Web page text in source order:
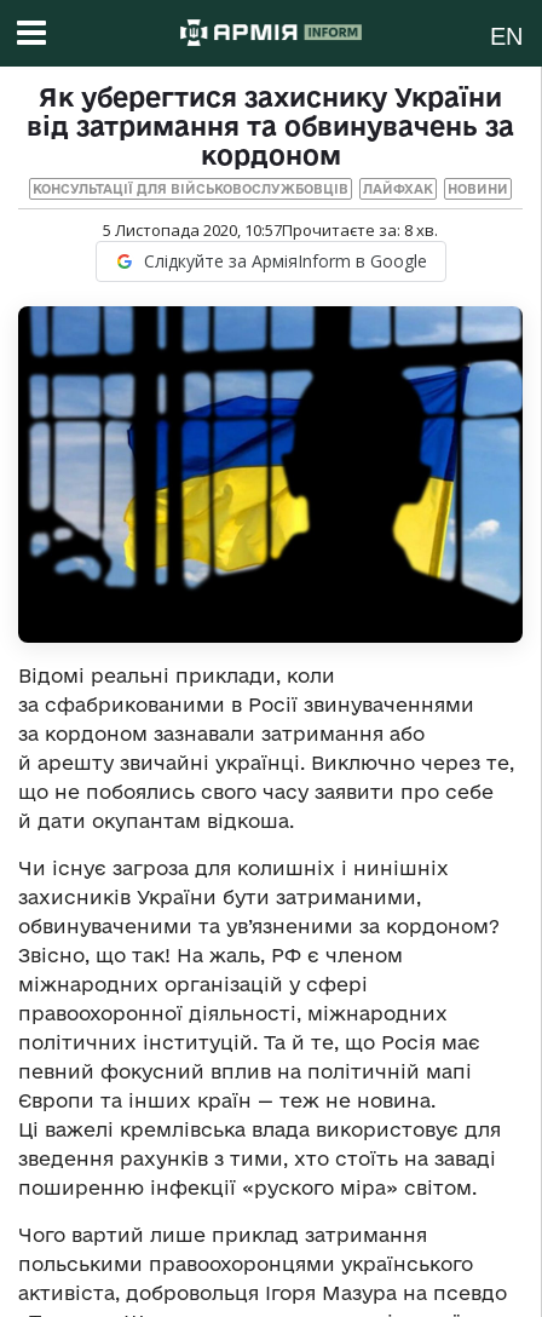
EN
Як уберегтися захиснику України
від затримання та обвинувачень за
кордоном
КОНСУЛЬТАЦІЇ ДЛЯ ВІЙСЬКОВОСЛУЖБОВЦІВ ЛАЙФХАК НОВИНИ
5 Листопада 2020, 10:57Прочитаєте за: 8хв.
Слідкуйте за АрміяInform в Google
Відомі реальні приклади, коли
за сфабрикованими в Росії звинуваченнями
за кордоном зазнавали затримання або
й арешту звичайні українці. Виключно через те,
що не побоялись свого часу заявити про себе
й дати окупантам відкоша.
Чи існує загроза для колишніх і нинішніх
захисників України бути затриманими,
обвинуваченими та ув’язненими за кордоном?
Звісно, що так! На жаль, РФ є членом
міжнародних організацій у сфері
правоохоронної діяльності, міжнародних
політичних інституцій. Та й те, що Росія має
певний фокусний вплив на політичній мапі
Європи та інших країн — теж не новина.
Ці важелі кремлівська влада використовує для
зведення рахунків з тими, хто стоїть на заваді
поширенню інфекції «руского міра» світом.
Чого вартий лише приклад затримання
польськими правоохоронцями українського
активіста, добровольця Ігоря Мазура на псевдо